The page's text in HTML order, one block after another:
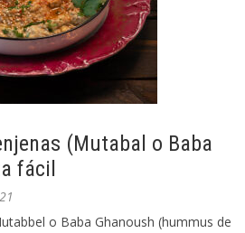
(Mutabal o Baba
fácil
o Baba Ghanoush (hummus de